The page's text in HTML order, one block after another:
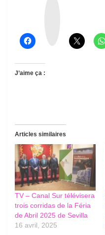
J’aime ça :
Articles similaires
TV – Canal Sur télévisera
trois corridas de la Féria
de Abril 2025 de Sevilla
16 avril, 2025